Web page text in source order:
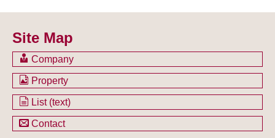
Site Map
Company
会社のご案内
不動産を購入したい方
不動産を売却したい方
不動産買取システム
Property
土地一覧
戸建一覧
マンション一覧
List (text)
土地一覧
Contact